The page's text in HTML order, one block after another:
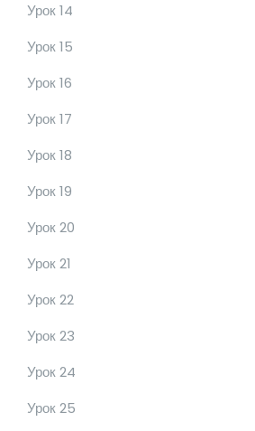
Урок 14
Урок 15
Урок 16
Урок 17
Урок 18
Урок 19
Урок 20
Урок 21
Урок 22
Урок 23
Урок 24
Урок 25